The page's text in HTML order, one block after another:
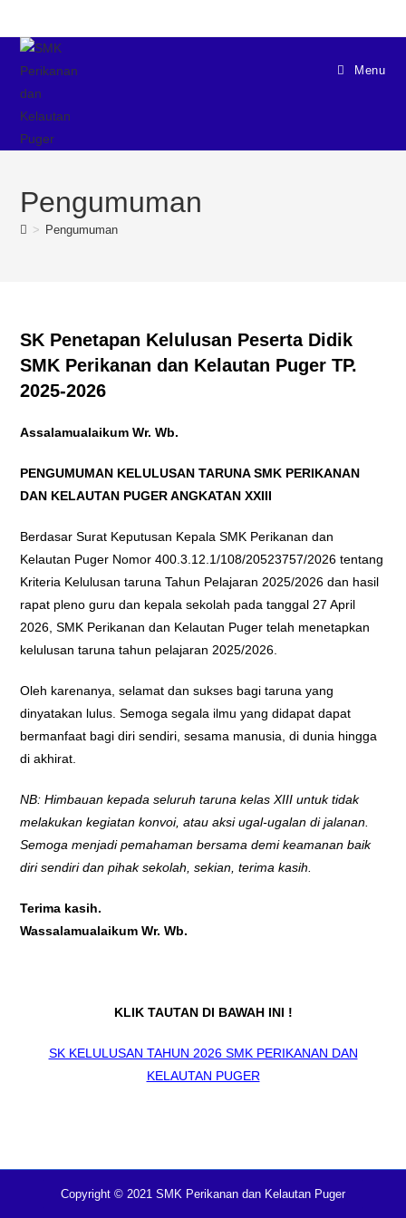
Menu
Pengumuman
> Pengumuman
SK Penetapan Kelulusan Peserta Didik
SMK Perikanan dan Kelautan Puger TP.
2025-2026
Assalamualaikum Wr. Wb.
PENGUMUMAN KELULUSAN TARUNA SMK PERIKANAN
DAN KELAUTAN PUGER ANGKATAN XXIII
Berdasar Surat Keputusan Kepala SMK Perikanan dan
Kelautan Puger Nomor400.3.12.1/108/20523757/2026 tentang
Kriteria Kelulusan taruna Tahun Pelajaran 2025/2026 dan hasil
rapat pleno guru dan kepala sekolah pada tanggal 27 April
2026, SMK Perikanan dan Kelautan Puger telah menetapkan
kelulusan taruna tahun pelajaran 2025/2026.
Oleh karenanya, selamat dan sukses bagi taruna yang
dinyatakan lulus. Semoga segala ilmu yang didapat dapat
bermanfaat bagi diri sendiri, sesama manusia, di dunia hingga
di akhirat.
NB: Himbauan kepada seluruh taruna kelas XIII untuk tidak
melakukan kegiatan konvoi, atau aksi ugal-ugalan di jalanan.
Semoga menjadi pemahaman bersama demi keamanan baik
diri sendiri dan pihak sekolah, sekian, terima kasih.
Terima kasih.
Wassalamualaikum Wr. Wb.
KLIK TAUTAN DI BAWAH INI !
SK KELULUSAN TAHUN 2026 SMK PERIKANAN DAN
KELAUTAN PUGER
Copyright © 2021 SMK Perikanan dan Kelautan Puger